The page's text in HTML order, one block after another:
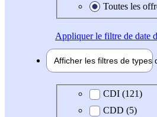
Toutes les
Appliquerle filtre de date
Afficher les filtres de types
Type de contratCDI (121)
CDD (5)